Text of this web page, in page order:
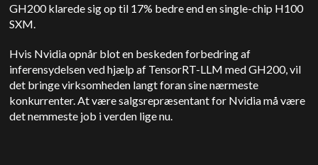
GH200 klarede sig op til 17% bedre end en single-chip H100
SXM.
Hvis Nvidia opnår blot en beskeden forbedring af
inferensydelsen ved hjælp af TensorRT-LLM med GH200, vil
det bringe virksomheden langt foran sine nærmeste
konkurrenter. At være salgsrepræsentant for Nvidia må være
det nemmeste job i verden lige nu.